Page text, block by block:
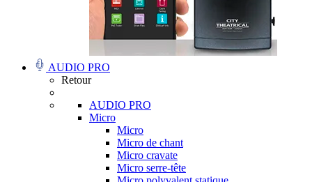
AUDIO PRO
Retour
AUDIO PRO
Micro
Micro
Micro de chant
Micro cravate
Micro serre-tête